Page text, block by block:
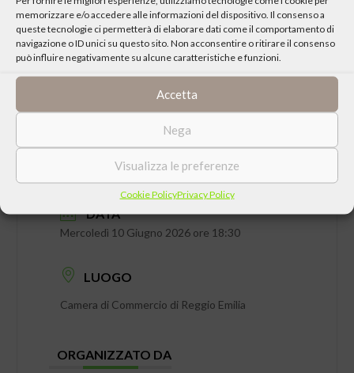
memorizzare e/o accedere alle informazioni del dispositivo. Il consenso a
queste tecnologie ci permetterà di elaborare dati come il comportamento di
navigazione o ID unici su questo sito. Non acconsentire o ritirare il consenso
può influire negativamente su alcune caratteristiche e funzioni.
Accetta
Nega
Visualizza le preferenze
Cookie PolicyPrivacy Policy
CONDIVIDI QUESTO EVENTO
DATA
Mercoledì 10 Giugno 2026 ore 18:30
LUOGO
Camera di Commercio di Reggio Emilia
ORGANIZZATO DA